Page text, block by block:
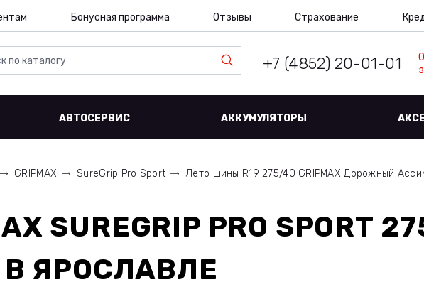
Бонусная программа Отзывы Страхование
+7 (4852) 20-01-01
АВТОСЕРВИС АККУМУЛЯТОРЫ
GRIPMAX SureGrip Pro Sport Лето шины R19 275/40 GRIPMAX Дорожный
SUREGRIP PRO SPORT
В ЯРОСЛАВЛЕ